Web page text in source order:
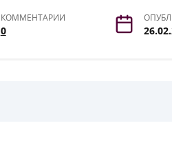
КОММЕНТАРИИ
0